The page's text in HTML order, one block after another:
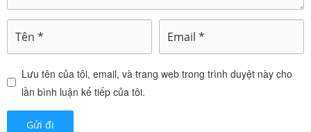
ạo do vi kh
uẩn
vaginalis,E.
91.1%
gày
Viêm âm đ
ạo do nấm
Candida alb
icans,C. no
n-albicans
80.7%
12 n
gày
Nhiễm trùn
Lưu tên của tôi, email, và trang web trong trình duyệt này cho
lần bình luận kế tiếp của tôi.